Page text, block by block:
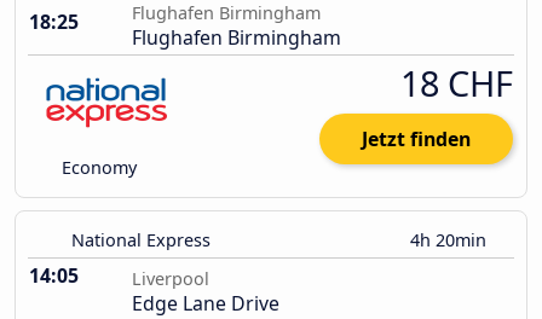
18:25
Flughafen Birmingham
Flughafen Birmingham
Economy
18 CHF
Jetzt finden
National Express 4h 20min
14:05 Liverpool
Edge Lane Drive